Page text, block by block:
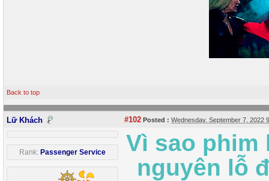
Back to top
Lữ Khách #102 Posted : Wednesday, September 7, 2022
Rank: Passenger Service
Vì sao phim
nguyên lỗ